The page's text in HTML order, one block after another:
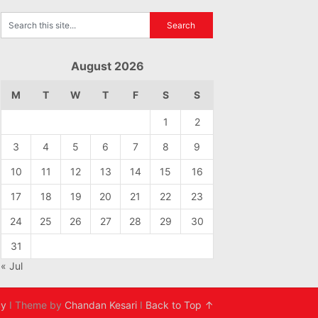
August 2026
M T W T F S S
1 2
3 4 5 6 7 8 9
10 11 12 13 14 15 16
17 18 19 20 21 22 23
24 25 26 27 28 29 30
31
« Jul
I Theme by Chandan Kesari I Back to Top ↑